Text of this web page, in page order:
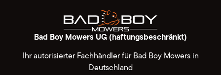
Bad Boy Mowers UG (haftungsbeschränkt)
Ihr autorisierter Fachhändler für Bad Boy Mowers in
Deutschland